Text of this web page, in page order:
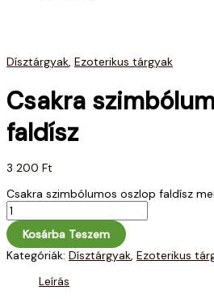
Dísztárgyak, Ezoterikus tárgyak
Csakra
faldísz
3 200 Ft
Csakra szimbólumos oszlop faldísz
Kosárba Teszem
Kategóriák: Dísztárgyak, Ezoterikus
Leírás